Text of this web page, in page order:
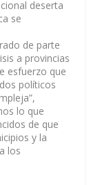
deserta
se
de parte
a provincias
esfuerzo que
políticos
lo que
de que
y la
los